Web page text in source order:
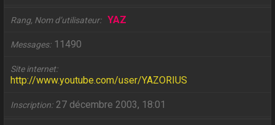
Rang, Nom d’utilisateur YAZ
Messages 11490
Site internet
http://www.youtube.com/user/YAZORIUS
Inscription 27 décembre 2003, 18:01